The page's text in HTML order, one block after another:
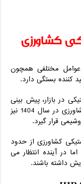
کشاورزی
مختلفی همچون
کننده بستگی دارد.
در بازار، پیش بینی
می‌شود که قیمت عمده گلدان پلاستیکی کشاورزی در سال 1404 نیز
قرار گیرد.
کشاورزی از حدود
است، اما در آینده انتظار می